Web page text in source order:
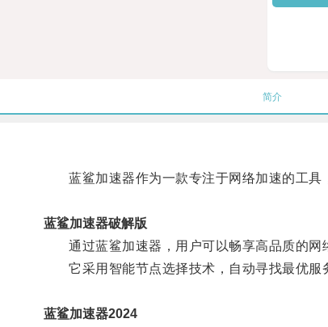
简介
蓝鲨加速器作为一款专注于网络加速的工具
蓝鲨加速器破解版
通过蓝鲨加速器，用户可以畅享高品质的网
它采用智能节点选择技术，自动寻找最优服
蓝鲨加速器2024